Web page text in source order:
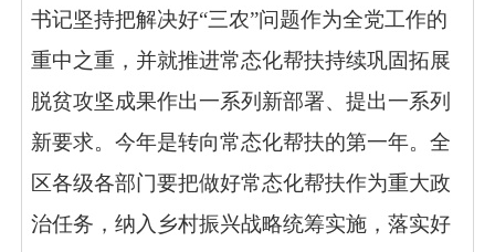
书记坚持把解决好“三农”问题作为全党工作的
重中之重，并就推进常态化帮扶持续巩固拓展
脱贫攻坚成果作出一系列新部署、提出一系列
新要求。今年是转向常态化帮扶的第一年。全
区各级各部门要把做好常态化帮扶作为重大政
治任务， 纳入乡村振兴战略统筹实施，落实好